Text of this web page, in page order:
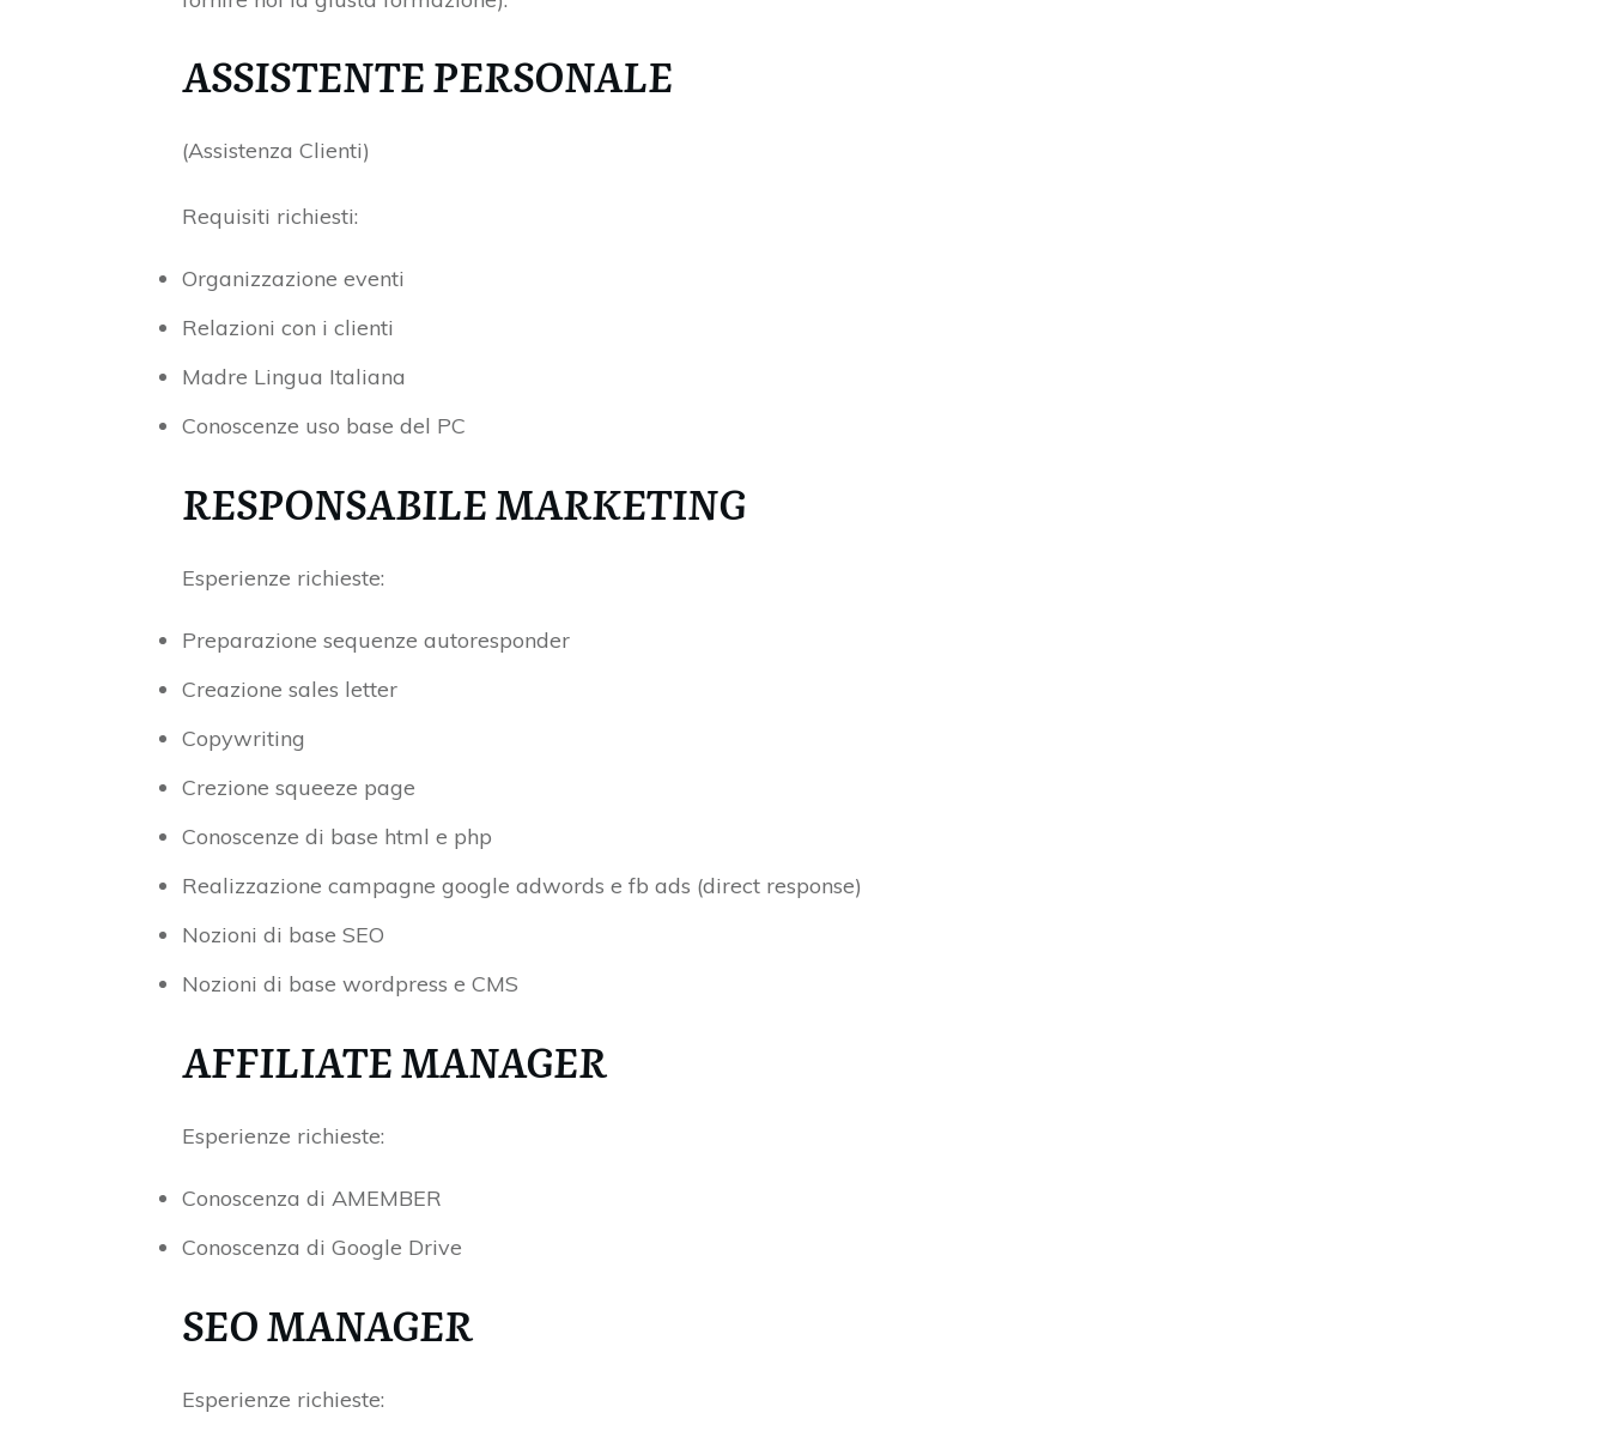
ASSISTENTE PERSONALE
(Assistenza Clienti)
Requisiti richiesti:
Organizzazione eventi
Relazioni con i clienti
Madre Lingua Italiana
Conoscenze uso base del PC
RESPONSABILE MARKETING
Esperienze richieste:
Preparazione sequenze autoresponder
Creazione sales letter
Copywriting
Crezione squeeze page
Conoscenze di base html e php
Realizzazione campagne google adwords e fb ads (direct response)
Nozioni di base SEO
Nozioni di base wordpress e CMS
AFFILIATE MANAGER
Esperienze richieste:
Conoscenza di AMEMBER
Conoscenza di Google Drive
SEO MANAGER
Esperienze richieste: